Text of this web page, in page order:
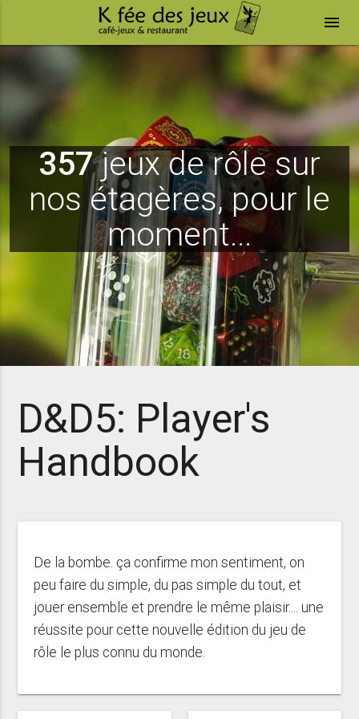
menu
357jeux de rôle sur
nos étagères, pour le
moment...
D&D5: Player's
Handbook
De la bombe. ça confirme mon sentiment, on
peu faire du simple, du pas simple du tout, et
jouer ensemble et prendre le même plaisir.... une
réussite pour cette nouvelle édition du jeu de
rôle le plus connu du monde.